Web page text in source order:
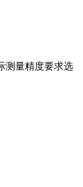
测量精度要求选